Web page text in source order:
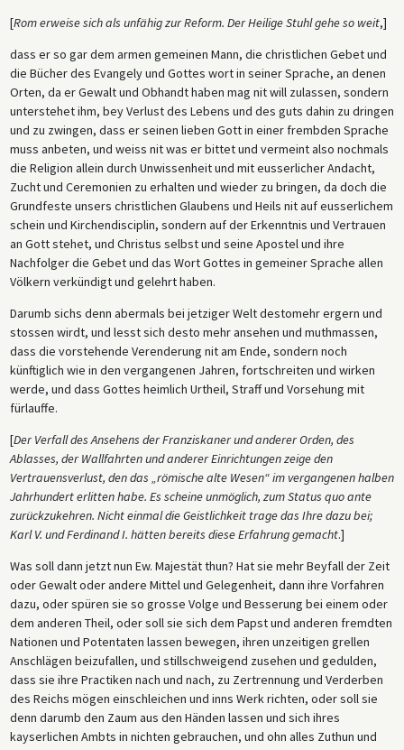
[Rom erweise sich als unfähig zur Reform. Der Heilige Stuhl gehe so weit,]
dass er so gar dem armen gemeinen Mann, die christlichen Gebet und
die Bücher des Evangely und Gottes wort in seiner Sprache, an denen
Orten, da er Gewalt und Obhandt haben mag nit will zulassen, sondern
unterstehet ihm, bey Verlust des Lebens und des guts dahin zu dringen
und zu zwingen, dass er seinen lieben Gott in einer frembden Sprache
muss anbeten, und weiss nit was er bittet und vermeint also nochmals
die Religion allein durch Unwissenheit und mit eusserlicher Andacht,
Zucht und Ceremonien zu erhalten und wieder zu bringen, da doch die
Grundfeste unsers christlichen Glaubens und Heils nit auf eusserlichem
schein und Kirchendisciplin, sondern auf der Erkenntnis und Vertrauen
an Gott stehet, und Christus selbst und seine Apostel und ihre
Nachfolger die Gebet und das Wort Gottes in gemeiner Sprache allen
Völkern verkündigt und gelehrt haben.
Darumb sichs denn abermals bei jetziger Welt destomehr ergern und
stossen wirdt, und lesst sich desto mehr ansehen und muthmassen,
dass die vorstehende Verenderung nit am Ende, sondern noch
künftiglich wie in den vergangenen Jahren, fortschreiten und wirken
werde, und dass Gottes heimlich Urtheil, Straff und Vorsehung mit
fürlauffe.
[Der Verfall des Ansehens der Franziskaner und anderer Orden, des
Ablasses, der Wallfahrten und anderer Einrichtungen zeige den
Vertrauensverlust, den das „römische alte Wesen“ im vergangenen halben
Jahrhundert erlitten habe. Es scheine unmöglich, zum Status quo ante
zurückzukehren. Nicht einmal die Geistlichkeit trage das Ihre dazu bei;
Karl V. und Ferdinand I. hätten bereits diese Erfahrung gemacht.]
Was soll dann jetzt nun Ew. Majestät thun? Hat sie mehr Beyfall der Zeit
oder Gewalt oder andere Mittel und Gelegenheit, dann ihre Vorfahren
dazu, oder spüren sie so grosse Volge und Besserung bei einem oder
dem anderen Theil, oder soll sie sich dem Papst und anderen fremdten
Nationen und Potentaten lassen bewegen, ihren unzeitigen grellen
Anschlägen beizufallen, und stillschweigend zusehen und gedulden,
dass sie ihre Practiken nach und nach, zu Zertrennung und Verderben
des Reichs mögen einschleichen und inns Werk richten, oder soll sie
denn darumb den Zaum aus den Händen lassen und sich ihres
kayserlichen Ambts in nichten gebrauchen, und ohn alles Zuthun und